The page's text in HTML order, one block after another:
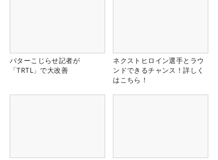
パターこじらせ記者が
「TRTL」で大改善
ネクストヒロイン選手とラウ
ンドできるチャンス！詳しく
はこちら！